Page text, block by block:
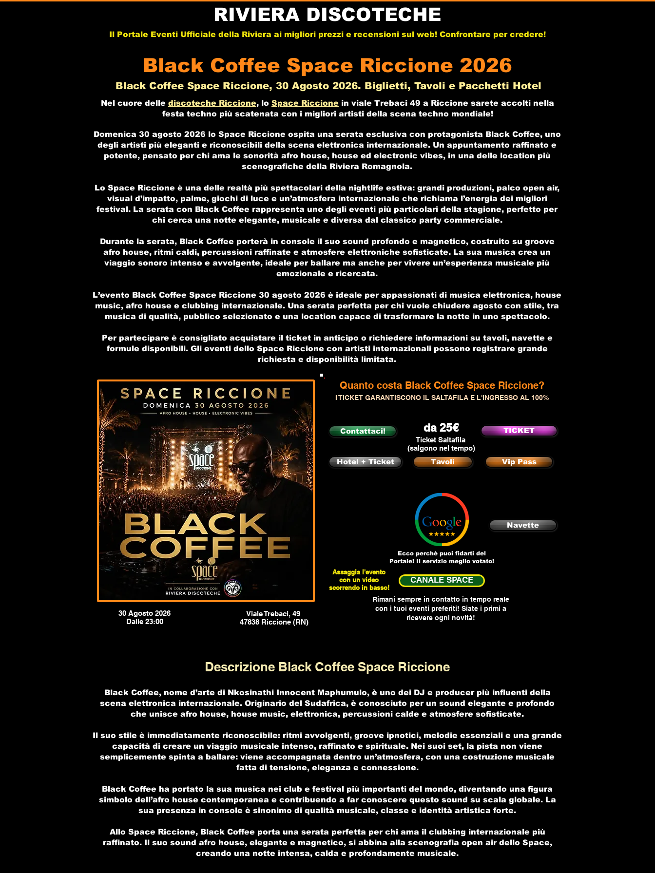
RIVIERA DISCOTECHE
Il Portale Eventi Ufficiale della Riviera ai migliori prezzi e recensioni sul web! Confrontare per credere!
Black Coffee Space Riccione 2026
Black Coffee Space Riccione, 30 Agosto 2026. Biglietti, Tavoli e Pacchetti Hotel
Nel cuore delle discoteche Riccione, lo Space Riccione in viale Trebaci 49 a Riccione sarete accolti nella
festa techno più scatenata con i migliori artisti della scena techno mondiale!
Domenica 30 agosto 2026 lo Space Riccione ospita una serata esclusiva con protagonista Black Coffee, uno
degli artisti più eleganti e riconoscibili della scena elettronica internazionale. Un appuntamento raffinato e
potente, pensato per chi ama le sonorità afro house, house ed electronic vibes, in una delle location più
scenografiche della Riviera Romagnola.
Lo Space Riccione è una delle realtà più spettacolari della nightlife estiva: grandi produzioni, palco open air,
visual d’impatto, palme, giochi di luce e un’atmosfera internazionale che richiama l’energia dei migliori
festival. La serata con Black Coffee rappresenta uno degli eventi più particolari della stagione, perfetto per
chi cerca una notte elegante, musicale e diversa dal classico party commerciale.
Durante la serata, Black Coffee porterà in console il suo sound profondo e magnetico, costruito su groove
afro house, ritmi caldi, percussioni raffinate e atmosfere elettroniche sofisticate. La sua musica crea un
viaggio sonoro intenso e avvolgente, ideale per ballare ma anche per vivere un’esperienza musicale più
emozionale e ricercata.
L’evento Black Coffee Space Riccione 30 agosto 2026 è ideale per appassionati di musica elettronica, house
music, afro house e clubbing internazionale. Una serata perfetta per chi vuole chiudere agosto con stile, tra
musica di qualità, pubblico selezionato e una location capace di trasformare la notte in uno spettacolo.
Per partecipare è consigliato acquistare il ticket in anticipo o richiedere informazioni su tavoli, navette e
formule disponibili. Gli eventi dello Space Riccione con artisti internazionali possono registrare grande
richiesta e disponibilità limitata.
30 Agosto 2026
Dalle 23:00
Viale Trebaci, 49
47838 Riccione (RN)
Quanto costa Black Coffee Space Riccione?
I TICKET GARANTISCONO IL SALTAFILA E L'INGRESSO AL 100%
TICKET
Hotel + Ticket Tavoli Vip Pass
Navette
Assaggia l'evento
con un video
scorrendo in basso!
Contattaci! da 25€
Ticket Saltafila
(salgono nel tempo)
CANALE SPACE
Rimani sempre in contatto in tempo reale
con i tuoi eventi preferiti! Siate i primi a
ricevere ogni novità!
Ecco perchè puoi fidarti del
Portale! Il servizio meglio votato!
Descrizione Black Coffee Space Riccione
Black Coffee, nome d’arte di Nkosinathi Innocent Maphumulo, è uno dei DJ e producer più influenti della
scena elettronica internazionale. Originario del Sudafrica, è conosciuto per un sound elegante e profondo
che unisce afro house, house music, elettronica, percussioni calde e atmosfere sofisticate.
Il suo stile è immediatamente riconoscibile: ritmi avvolgenti, groove ipnotici, melodie essenziali e una grande
capacità di creare un viaggio musicale intenso, raffinato e spirituale. Nei suoi set, la pista non viene
semplicemente spinta a ballare: viene accompagnata dentro un’atmosfera, con una costruzione musicale
fatta di tensione, eleganza e connessione.
Black Coffee ha portato la sua musica nei club e festival più importanti del mondo, diventando una figura
simbolo dell’afro house contemporanea e contribuendo a far conoscere questo sound su scala globale. La
sua presenza in console è sinonimo di qualità musicale, classe e identità artistica forte.
Allo Space Riccione, Black Coffee porta una serata perfetta per chi ama il clubbing internazionale più
raffinato. Il suo sound afro house, elegante e magnetico, si abbina alla scenografia open air dello Space,
creando una notte intensa, calda e profondamente musicale.